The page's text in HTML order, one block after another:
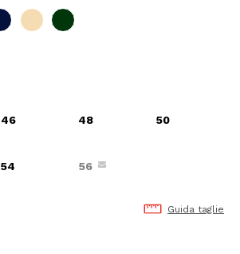
46 48 50
54 56
Guida taglie